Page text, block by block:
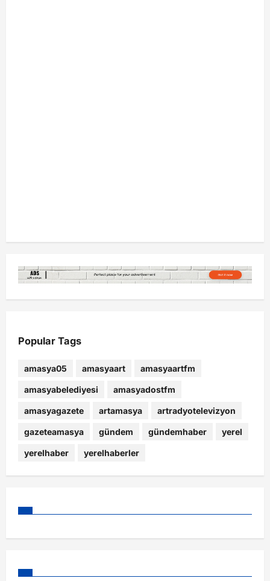
Popular Tags
amasya05 amasyaart amasyaartfm
amasyabelediyesi amasyadostfm
amasyagazete artamasya artradyotelevizyon
gazeteamasya gündem gündemhaber yerel
yerelhaber yerelhaberler